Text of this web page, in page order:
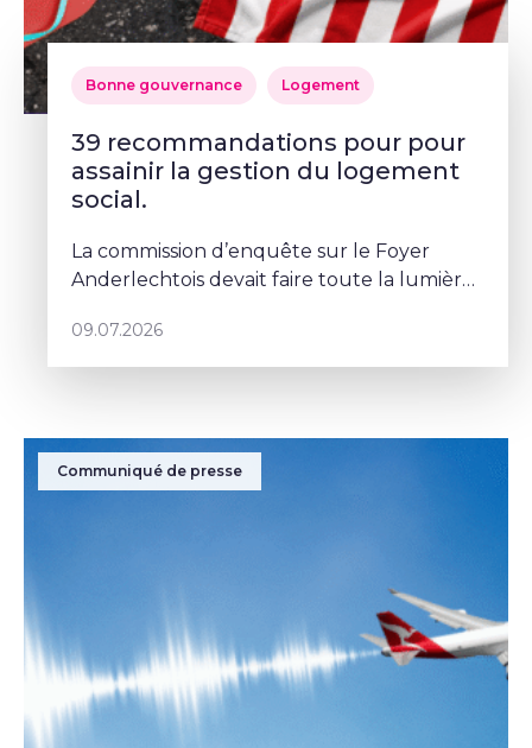
Bonne gouvernance Logement
39 recommandations pour pour
assainir la gestion du logement
social.
La commission d’enquête sur le Foyer
Anderlechtois devait faire toute la lumière
abîmé la confiance des Bruxellois dans le
logement social. Mais depuis le
09.07.2026
Communiqué de presse